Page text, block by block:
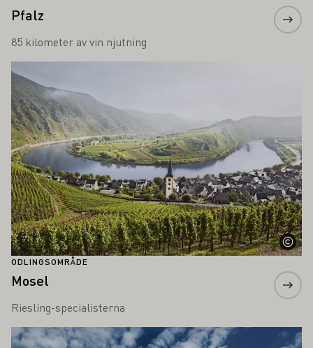
Pfalz
85 kilometer av vin njutning
ODLINGSOMRÅDE
Mosel
Riesling-specialisterna
Läs mer om detta
Läs mer om detta